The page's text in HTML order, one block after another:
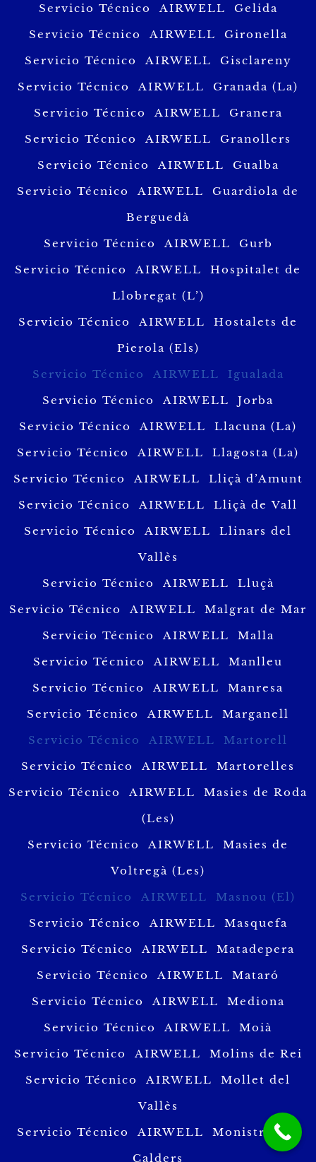
Servicio Técnico AIRWELL Gelida
Servicio Técnico AIRWELL Gironella
Servicio Técnico AIRWELL Gisclareny
Servicio Técnico AIRWELL Granada (La)
Servicio Técnico AIRWELL Granera
Servicio Técnico AIRWELL Granollers
Servicio Técnico AIRWELL Gualba
Servicio Técnico AIRWELL Guardiola de
Berguedà
Servicio Técnico AIRWELL Gurb
Servicio Técnico AIRWELL Hospitalet de
Llobregat (L’)
Servicio Técnico AIRWELL Hostalets de
Pierola (Els)
Servicio Técnico AIRWELL Igualada
Servicio Técnico AIRWELL Jorba
Servicio Técnico AIRWELL Llacuna (La)
Servicio Técnico AIRWELL Llagosta (La)
Servicio Técnico AIRWELL Lliçà d’Amunt
Servicio Técnico AIRWELL Lliçà de Vall
Servicio Técnico AIRWELL Llinars del
Vallès
Servicio Técnico AIRWELL Lluçà
Servicio Técnico AIRWELL Malgrat de Mar
Servicio Técnico AIRWELL Malla
Servicio Técnico AIRWELL Manlleu
Servicio Técnico AIRWELL Manresa
Servicio Técnico AIRWELL Marganell
Servicio Técnico AIRWELL Martorell
Servicio Técnico AIRWELL Martorelles
Servicio Técnico AIRWELL Masies de Roda
(Les)
Servicio Técnico AIRWELL Masies de
Voltregà (Les)
Servicio Técnico AIRWELL Masnou (El)
Servicio Técnico AIRWELL Masquefa
Servicio Técnico AIRWELL Matadepera
Servicio Técnico AIRWELL Mataró
Servicio Técnico AIRWELL Mediona
Servicio Técnico AIRWELL Moià
Servicio Técnico AIRWELL Molins de Rei
Servicio Técnico AIRWELL Mollet del
Vallès
Servicio Técnico AIRWELL Monistrol de
Calders